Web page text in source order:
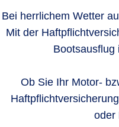
Bei herrlichem Wetter
Mit der
Bootsausflug
Ob Sie Ihr Motor-
oder